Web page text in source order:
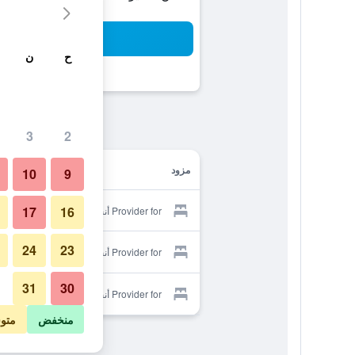
مزود
Provider for أنجز هوتل
Provider for أنجز هوتل
Provider for أنجز هوتل
ح ن
2
3
9
10
16
17
23
24
30
31
منخفض